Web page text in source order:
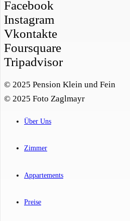
Facebook
Instagram
Vkontakte
Foursquare
Tripadvisor
© 2025 Pension Klein und Fein
© 2025 Foto Zaglmayr
Über Uns
Zimmer
Appartements
Preise